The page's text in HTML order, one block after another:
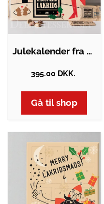
Julekalender fra Bagsværd Lakrids 2026
395.00 DKK.
Gå til shop